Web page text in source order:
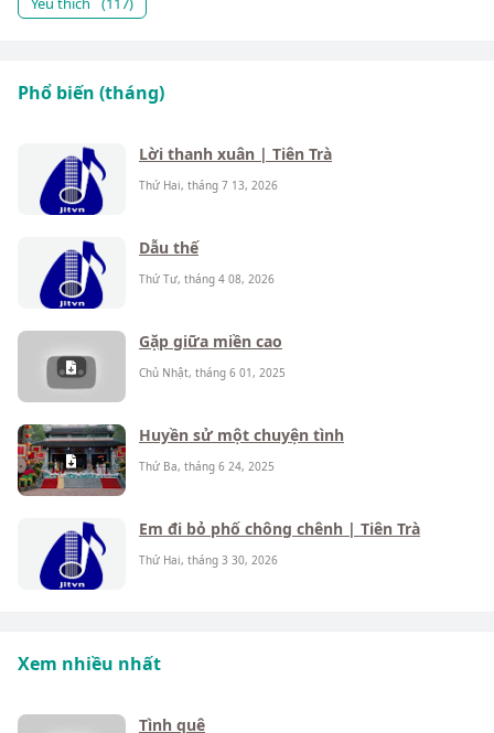
Phổ biến (tháng)
Lời thanh xuân | Tiên Trà
Thứ Hai, tháng 7 13, 2026
Dẫu thế
Thứ Tư, tháng 4 08, 2026
Gặp giữa miền cao
Chủ Nhật, tháng 6 01, 2025
Huyền sử một chuyện tình
Thứ Ba, tháng 6 24, 2025
Em đi bỏ phố chông chênh | Tiên Trà
Thứ Hai, tháng 3 30, 2026
Xem nhiều nhất
Tình quê